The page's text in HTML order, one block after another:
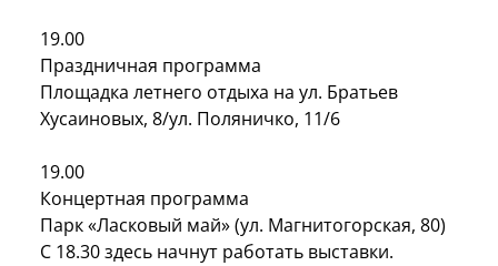
19.00
Праздничная программа
Площадка летнего отдыха на ул. Братьев
Хусаиновых, 8/ул. Поляничко, 11/6
19.00
Концертная программа
Парк «Ласковый май» (ул. Магнитогорская, 80)
С 18.30 здесь начнут работать выставки.